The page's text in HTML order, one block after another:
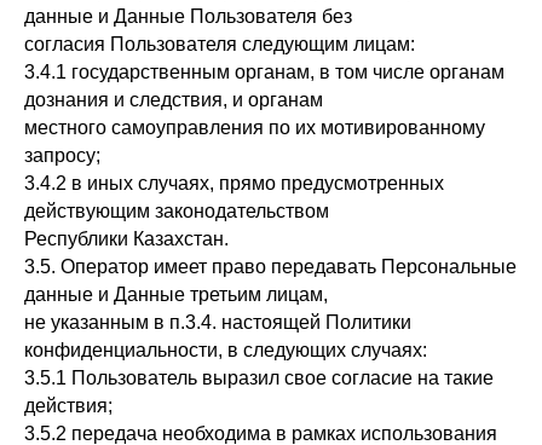
данные и Данные Пользователя без
согласия Пользователя следующим лицам:
3.4.1 государственным органам, в том числе органам
дознания и следствия, и органам
местного самоуправления по их мотивированному
запросу;
3.4.2 в иных случаях, прямо предусмотренных
действующим законодательством
Республики Казахстан.
3.5. Оператор имеет право передавать Персональные
данные и Данные третьим лицам,
не указанным в п.3.4. настоящей Политики
конфиденциальности, в следующих случаях:
3.5.1 Пользователь выразил свое согласие на такие
действия;
3.5.2 передача необходима в рамках использования